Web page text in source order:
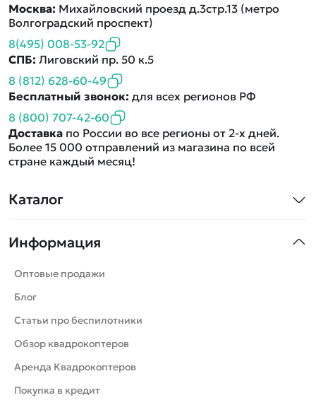
Каталог
Машинки
Танки
Вертолеты
Катера
Роботы
Самолеты
Сборные модели
Информация
Оптовые продажи
Блог
Статьи про беспилотники
Обзор квадрокоптеров
Аренда Квадрокоптеров
Покупка в кредит
Москва: Михайловский проезд д.3стр.13 (метро
Волгоградский проспект)
8(495) 008-53-92
СПБ: Лиговский пр. 50 к.5
8 (812) 628-60-49
Бесплатный звонок: для всех регионов РФ
8 (800) 707-42-60
Доставка по России во все регионы от 2-х дней.
Более 15 000 отправлений из магазина по всей
стране каждый месяц!